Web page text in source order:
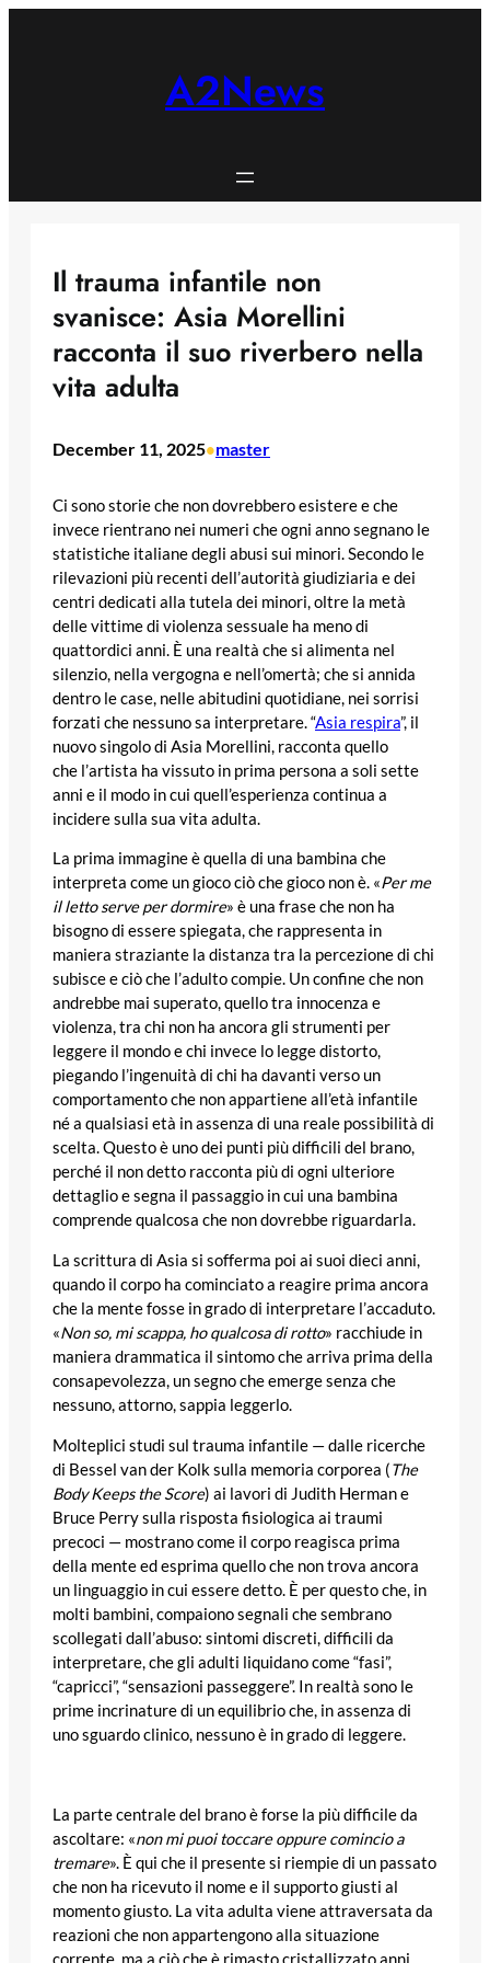
A2News
Il trauma infantile non
svanisce: Asia Morellini
racconta il suo riverbero nella
vita adulta
December 11, 2025•master
Ci sono storie che non dovrebbero esistere e che
invece rientrano nei numeri che ogni anno segnano le
statistiche italiane degli abusi sui minori. Secondo le
rilevazioni più recenti dell’autorità giudiziaria e dei
centri dedicati alla tutela dei minori, oltre la metà
delle vittime di violenza sessuale ha meno di
quattordici anni. È una realtà che si alimenta nel
silenzio, nella vergogna e nell’omertà; che si annida
dentro le case, nelle abitudini quotidiane, nei sorrisi
forzati che nessuno sa interpretare. “Asia respira”, il
nuovo singolo di Asia Morellini, racconta quello
che l’artista ha vissuto in prima persona a soli sette
anni e il modo in cui quell’esperienza continua a
incidere sulla sua vita adulta.
La prima immagine è quella di una bambina che
interpreta come un gioco ciò che gioco non è. «Per me
il letto serve per dormire» è una frase che non ha
bisogno di essere spiegata, che rappresenta in
maniera straziante la distanza tra la percezione di chi
subisce e ciò che l’adulto compie. Un confine che non
andrebbe mai superato, quello tra innocenza e
violenza, tra chi non ha ancora gli strumenti per
leggere il mondo e chi invece lo legge distorto,
piegando l’ingenuità di chi ha davanti verso un
comportamento che non appartiene all’età infantile
né a qualsiasi età in assenza di una reale possibilità di
scelta. Questo è uno dei punti più difficili del brano,
perché il non detto racconta più di ogni ulteriore
dettaglio e segna il passaggio in cui una bambina
comprende qualcosa che non dovrebbe riguardarla.
La scrittura di Asia si sofferma poi ai suoi dieci anni,
quando il corpo ha cominciato a reagire prima ancora
che la mente fosse in grado di interpretare l’accaduto.
«Non so, mi scappa, ho qualcosa di rotto» racchiude in
maniera drammatica il sintomo che arriva prima della
consapevolezza, un segno che emerge senza che
nessuno, attorno, sappia leggerlo.
Molteplici studi sul trauma infantile — dalle ricerche
di Bessel van der Kolk sulla memoria corporea (The
Body Keeps the Score) ai lavori di Judith Herman e
Bruce Perry sulla risposta fisiologica ai traumi
precoci — mostrano come il corpo reagisca prima
della mente ed esprima quello che non trova ancora
un linguaggio in cui essere detto. È per questo che, in
molti bambini, compaiono segnali che sembrano
scollegati dall’abuso: sintomi discreti, difficili da
interpretare, che gli adulti liquidano come “fasi”,
“capricci”, “sensazioni passeggere”. In realtà sono le
prime incrinature di un equilibrio che, in assenza di
uno sguardo clinico, nessuno è in grado di leggere.
La parte centrale del brano è forse la più difficile da
ascoltare: «non mi puoi toccare oppure comincio a
tremare». È qui che il presente si riempie di un passato
che non ha ricevuto il nome e il supporto giusti al
momento giusto. La vita adulta viene attraversata da
reazioni che non appartengono alla situazione
corrente, ma a ciò che è rimasto cristallizzato anni